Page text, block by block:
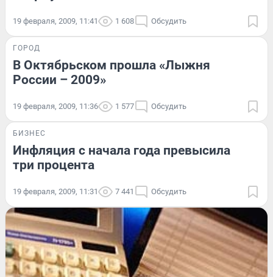
19 февраля, 2009, 11:41 1 608 Обсудить
ГОРОД
В Октябрьском прошла «Лыжня
России – 2009»
19 февраля, 2009, 11:36 1 577 Обсудить
БИЗНЕС
Инфляция с начала года превысила
три процента
19 февраля, 2009, 11:31 7 441 Обсудить